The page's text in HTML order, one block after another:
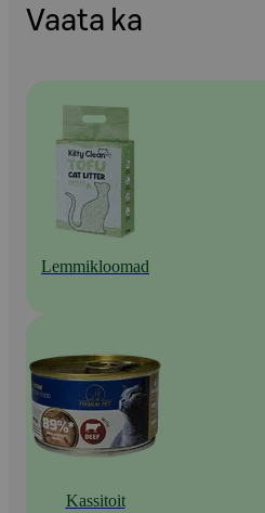
Vaata ka
Lemmikloomad
Kassitoit